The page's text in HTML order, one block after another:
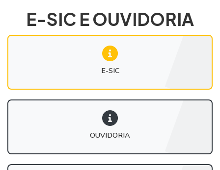
E-SIC E OUVIDORIA
E-SIC
OUVIDORIA